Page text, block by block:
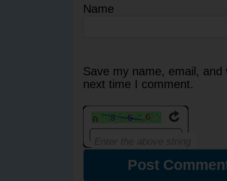
Name
Save my name, email,
next time I comment.